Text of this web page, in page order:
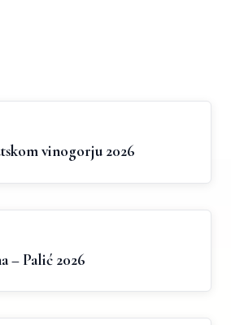
vinogorju 2026
– Palić 2026